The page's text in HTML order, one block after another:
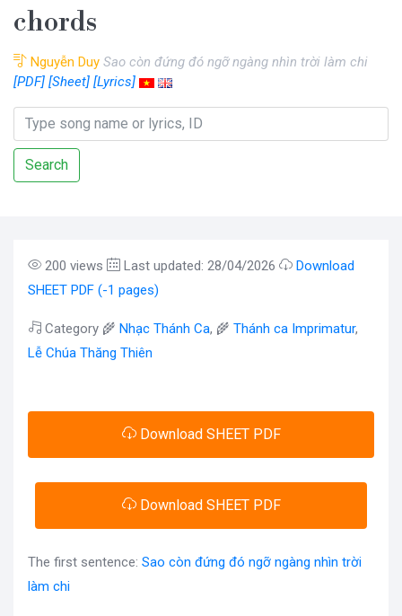
chords
Nguyễn Duy Sao còn đứng đó ngỡ ngàng nhìn trời làm chi
[PDF] [Sheet] [Lyrics]
Search
200 views Last updated: 28/04/2026
Download
SHEET PDF (-1 pages)
Category 🌾 Nhạc Thánh Ca, 🌾 Thánh ca Imprimatur,
Lễ Chúa Thăng Thiên
Download SHEET PDF
Download SHEET PDF
The first sentence: Sao còn đứng đó ngỡ ngàng nhìn trời
làm chi